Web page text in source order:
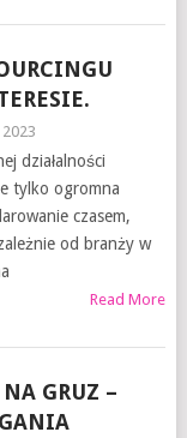
działalności
tylko ogromna
czasem,
od branży w
Read More
GRUZ –